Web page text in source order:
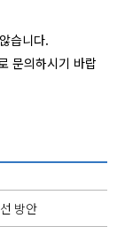
습니다.
문의하시기 바랍
방안